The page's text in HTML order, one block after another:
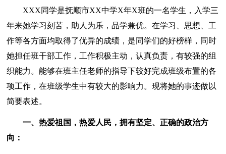
XXX同学是抚顺市XX中学X年X班的一名学生，入学三
年来她学习刻苦，助人为乐，品学兼优。在学习、思想、工
作等各方面均取得了优异的成绩，是同学们的好榜样，同时
她担任班干部工作，工作积极主动，认真负责，有较强的组
织能力。能够在班主任老师的指导下较好完成班级布置的各
项工作，在班级学生中有较大的影响力。现将她的事迹做以
简要表述。
一、热爱祖国，热爱人民，拥有坚定、正确的政治方
向：